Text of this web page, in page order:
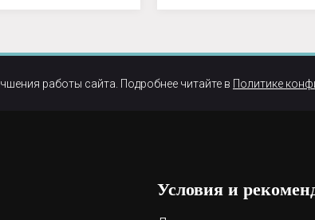
работы сайта. Подробнее читайте в Политике
Условия и